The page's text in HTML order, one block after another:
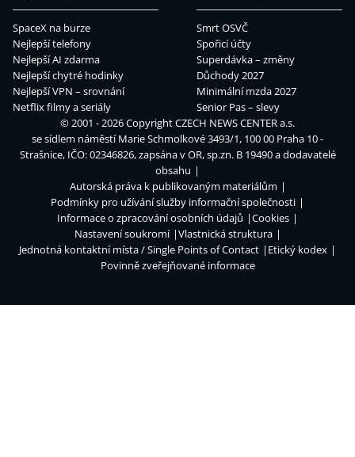
SpaceX na burze
Nejlepší telefony
Nejlepší AI zdarma
Nejlepší chytré hodinky
Nejlepší VPN – srovnání
Netflix filmy a seriály
Smrt OSVČ
Spořicí účty
Superdávka – změny
Důchody 2027
Minimální mzda 2027
Senior Pas – slevy
© 2001 - 2026 CopyrightCZECH NEWS CENTER a.s.
se sídlem náměstí Marie Schmolkové 3493/1, 100 00 Praha 10 -
Strašnice, IČO: 02346826, zapsána v OR, sp.zn. B 19490 a dodavatelé
obsahu
Autorská práva k publikovaným materiálům
Podmínky pro užívání služby informační společnosti
Informace o zpracování osobních údajů
Cookies
Nastavení soukromí
Vlastnická struktura
Jednotná kontaktní místa / Single Points of Contact
Etický kodex
Povinně zveřejňované informace